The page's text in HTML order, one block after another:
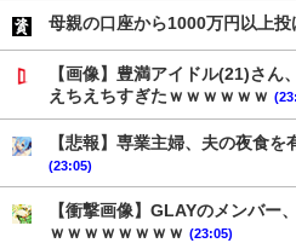
母親の口座から1000万円以上
【画像】豊満アイドル(21)さん
えちえちすぎたｗｗｗｗｗｗ
【悲報】専業主婦、夫の夜食
(23:05)
【衝撃画像】GLAYのメンバー
ｗｗｗｗｗｗｗｗ (23:05)